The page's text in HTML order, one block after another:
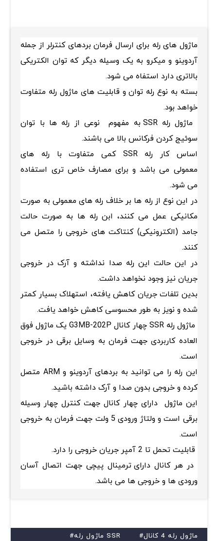
ماژول های رله برای ارسال فرمان بردهای کنترلر از جمله
آردوینو و میکرو به یک وسیله دیگر که توان الکتریکی
بالاتری دارد استفاه می شود.
بسته به نوع رله توان و قابلیت های ماژول رله متفاوت
خواهد بود.
ماژول رله SSR به مفهوم نوعی از رله ها با توان
سوئیج کردن فرکانس بالا می باشند.
اساس کار رله SSR کمی متفاوت با رله های
معمولی می باشد و برای مصارف خاص تری استفاده
می شود.
در این نوع از رله ها بر خلاف رله های معمولی به صورت
مکانیکی عمل می کنند، ابن رله ها به صورت حالت
جامد (الکترونیکی) کنتاکت های خروجی را متصل می
کنند.
در این حالت این رله صدا نداشته و آرک در خروجی
جریان نیز وجود نخواهد داشت.
بدین تلفات جریان کاهش یافته، استهلاک بسیار کمتر
شده و نویز به طور محسوسی کاهش خواهد یافت.
ماژول رله SSR چهار کانال G3MB-202P یک ماژول فوق
العاده کاربردی جهت فرمان به وسایل برقی در خروجی
است.
این رله را می توانید به بردهای آردوینو و ARM متصل
کرده و خروجی بدون صدا و آرک داشته باشید.
این ماژولدارای چهار کانال جهت کنترل چهار وسیله
برقی است و
ولتاژ ورودی 5 ولت جهت فرمان به خروجی
است.
قابلیت تحمل تا 2 آمپر جریان خروجی را دارد.
در هر کانال دارای ترمینال پیچی جهت اتصال آسان
ورودی ها و خروجی ها می باشد.
#ماژول رله 4 کانال
#ماژول رله SSR